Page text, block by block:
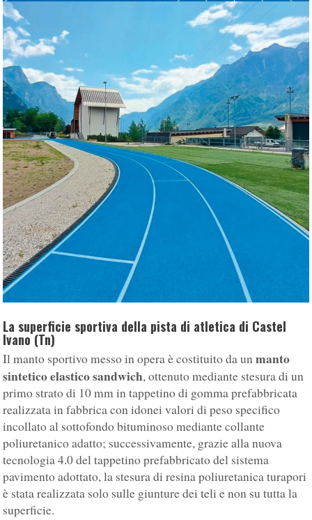
La superficie sportiva della pista di atletica di Castel
Ivano (Tn)
Il manto sportivo messo in opera è costituito da unmanto
sintetico elastico sandwich, ottenuto mediante stesura di un
primo strato di 10 mm in tappetino di gomma prefabbricata
realizzata in fabbrica con idonei valori di peso specifico
incollato al sottofondo bituminoso mediante collante
poliuretanico adatto; successivamente, grazie alla nuova
tecnologia 4.0 del tappetino prefabbricato del sistema
pavimento adottato, la stesura di resina poliuretanica turapori
è stata realizzata solo sulle giunture dei teli e non su tutta la
superficie.